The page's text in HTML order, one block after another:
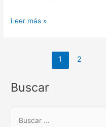
Escritorio
Semana
2018
Leer más »
entradas
1 2
Buscar